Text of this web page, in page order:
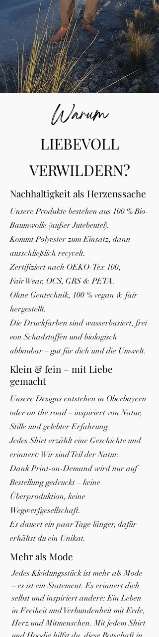
Warum
LIEBEVOLL
VERWILDERN?
Nachhaltigkeit als Herzenssache
Unsere Produkte bestehen aus 100 % Bio-
Baumwolle (außer Jutebeutel).
Kommt Polyester zum Einsatz, dann
ausschließlich recycelt.
Zertifiziert nach OEKO-Tex 100,
FairWear, OCS, GRS & PETA.
Ohne Gentechnik, 100 % vegan & fair
hergestellt.
Die Druckfarben sind wasserbasiert, frei
von Schadstoffen und biologisch
abbaubar – gut für dich und die Umwelt.
Klein & fein – mit Liebe
gemacht
Unsere Designs entstehen in Oberbayern
oder on the road – inspiriert von Natur,
Stille und gelebter Erfahrung.
Jedes Shirt erzählt eine Geschichte und
erinnert: Wir sind Teil der Natur.
Dank Print-on-Demand wird nur auf
Bestellung gedruckt – keine
Überproduktion, keine
Wegwerfgesellschaft.
Es dauert ein paar Tage länger, dafür
erhältst du ein Unikat.
Mehr als Mode
Jedes Kleidungsstück ist mehr als Mode
– es ist ein Statement.Es erinnert dich
selbst und inspiriert andere: Ein Leben
in Freiheit und Verbundenheit mit Erde,
Herz und Mitmenschen.Mit jedem Shirt